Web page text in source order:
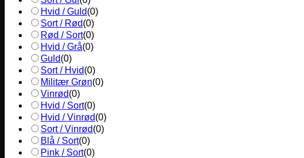
Hvid / Guld(0)
Sort / Rød(0)
Rød / Sort(0)
Hvid / Grå(0)
Guld(0)
Sort / Hvid(0)
Militær Grøn(0)
Vinrød(0)
Hvid / Sort(0)
Hvid / Vinrød(0)
Sort / Vinrød(0)
Blå / Sort(0)
Pink / Sort(0)